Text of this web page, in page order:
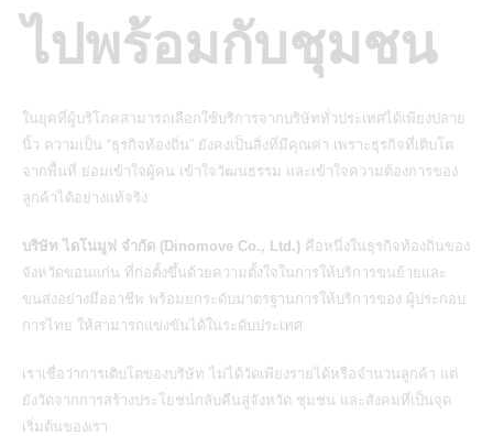
ไปพร้อมกับชุมชน
ในยุคที่ผู้บริโภคสามารถเลือกใช้บริการจากบริษัททั่วประเทศได้เพียงปลาย
นิ้ว ความเป็น “ธุรกิจท้องถิ่น” ยังคงเป็นสิ่งที่มีคุณค่า เพราะธุรกิจที่เติบโต
จากพื้นที่ ย่อมเข้าใจผู้คน เข้าใจวัฒนธรรม และเข้าใจความต้องการของ
ลูกค้าได้อย่างแท้จริง
บริษัท ไดโนมูฟ จำกัด (Dinomove Co., Ltd.) คือหนึ่งในธุรกิจท้องถิ่นของ
จังหวัดขอนแก่น ที่ก่อตั้งขึ้นด้วยความตั้งใจในการให้บริการขนย้ายและ
ขนส่งอย่างมืออาชีพ พร้อมยกระดับมาตรฐานการให้บริการของ ผู้ประกอบ
การไทย ให้สามารถแข่งขันได้ในระดับประเทศ
เราเชื่อว่าการเติบโตของบริษัท ไม่ได้วัดเพียงรายได้หรือจำนวนลูกค้า แต่
ยังวัดจากการสร้างประโยชน์กลับคืนสู่จังหวัด ชุมชน และสังคมที่เป็นจุด
เริ่มต้นของเรา